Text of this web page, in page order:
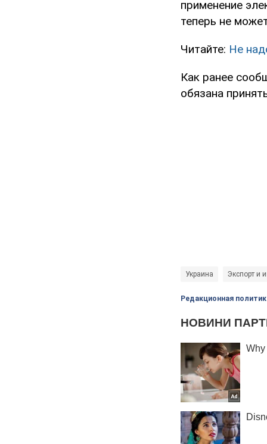
применение
теперь не
Читайте: Не
Как ранее
обязана
Украина Экспорт и
Редакционная